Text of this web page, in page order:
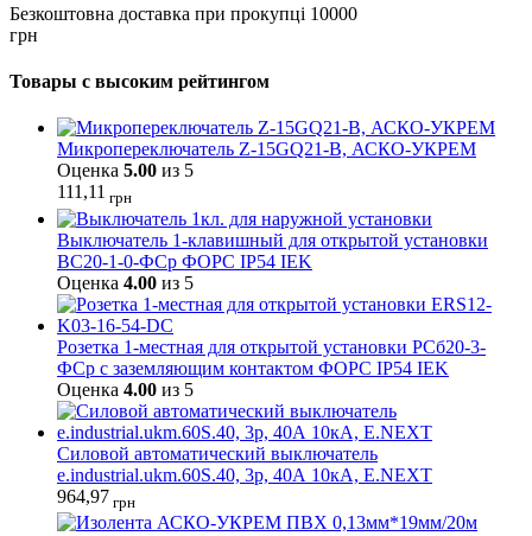
Безкоштовна доставка при прокупці 10000
грн
Товары с высоким рейтингом
Микропереключатель Z-15GQ21-B, АСКО-УКРЕМ
Оценка 5.00 из 5
111,11 грн
Выключатель 1-клавишный для открытой установки
ВС20-1-0-ФСр ФОРС IP54 IEK
Оценка 4.00 из 5
Розетка 1-местная для открытой установки РСб20-3-
ФСр с заземляющим контактом ФОРС IP54 IEK
Оценка 4.00 из 5
Силовой автоматический выключатель
e.industrial.ukm.60S.40, 3р, 40А 10кА, E.NEXT
964,97 грн